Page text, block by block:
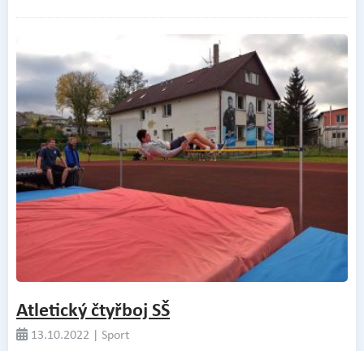
Atletický čtyřboj SŠ
13.10.2022 | Sport